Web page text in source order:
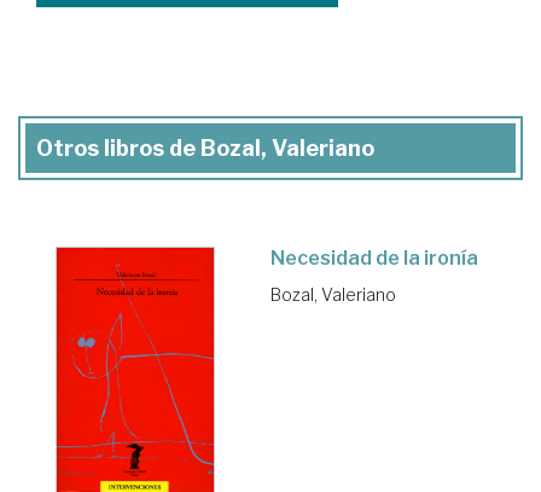
Otros libros de Bozal, Valeriano
Necesidad de la ironía
Bozal, Valeriano